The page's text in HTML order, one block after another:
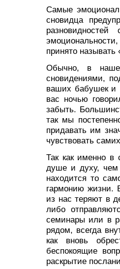
Самые
сновидца
принято
Обычно, в
сновидениями,
ваших бабушек и
вас ночью
забыть.
так мы
придавать им
чувствовать
Так как именно в
душе и духу, чем
находится то
гармонию жизни.
из нас теряют в
либо
семинары или в
рядом, всегда
как вновь
беспокоящие
раскрытие